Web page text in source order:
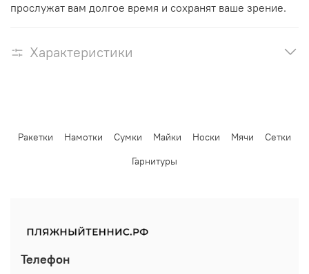
прослужат вам долгое время и сохранят ваше зрение.
Характеристики
Ракетки Намотки Сумки Майки Носки Мячи
Сетки
Гарнитуры
Телефон